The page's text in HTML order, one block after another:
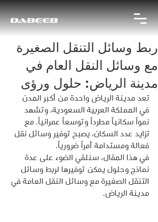
ربط وسائل التنقل الصغيرة
مع وسائل النقل العام في
مدينة الرياض: حلول ورؤى
تعد مدينة الرياض واحدة من أكبر المدن
في المملكة العربية السعودية، وتشهد
نمواً سكانياً مطرداً وتوسعاً عمرانياً. مع
تزايد عدد السكان، يصبح توفير وسائل نقل
فعالة ومستدامة أمراً ضرورياً.
في هذا المقال، سنلقي الضوء على عدة
نماذج وحلول يمكن توفيرها لربط وسائل
التنقل الصغيرة مع وسائل النقل العامة في
مدينة الرياض.